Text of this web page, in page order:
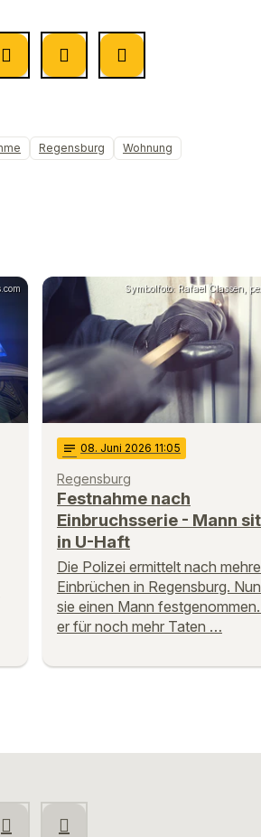
Regensburg Wohnung
Symbolfoto: Rafael Classen,
notes 08. Juni 2026 11:05
Regensburg
Festnahme nach
Einbruchsserie - Mann
in U-Haft
Die Polizei ermittelt nach
Einbrüchen in Regensburg.
sie einen Mann
er für noch mehr Taten …